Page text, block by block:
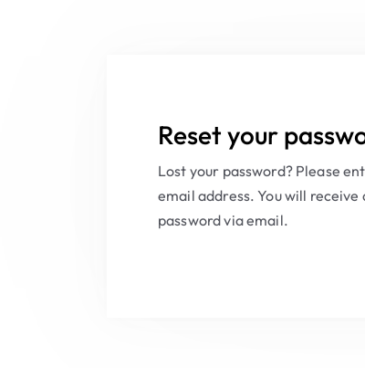
Reset your
Lost your password? Please
email address. You will
password via email.